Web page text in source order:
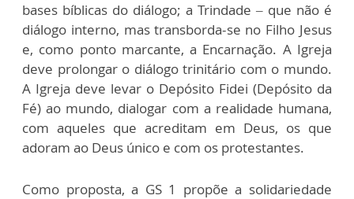
bases bíblicas do diálogo; a Trindade – que não é
diálogo interno, mas transborda-se no Filho Jesus
e, como ponto marcante, a Encarnação. A Igreja
deve prolongar o diálogo trinitário com o mundo.
A Igreja deve levar o Depósito Fidei (Depósito da
Fé) ao mundo, dialogar com a realidade humana,
com aqueles que acreditam em Deus, os que
adoram ao Deus único e com os protestantes.
Como proposta, a GS 1 propõe a solidariedade